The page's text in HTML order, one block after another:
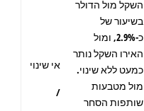
השקל מול הדולר
בשיעור של
כ-2.9%, ומול
האירו השקל נותר
כמעט ללא שינוי.
מול מטבעות
שותפות הסחר
אי שינוי
/